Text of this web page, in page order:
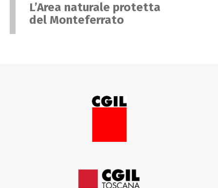
L’Area naturale protetta
del Monteferrato